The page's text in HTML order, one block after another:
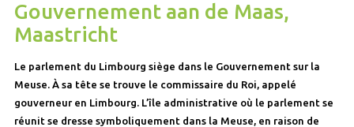
Gouvernement aan de Maas,
Maastricht
Le parlement du Limbourg siège dans le Gouvernement sur la
Meuse. À sa tête se trouve le commissaire du Roi, appelé
gouverneur en Limbourg. L’île administrative où le parlement se
réunit se dresse symboliquement dans la Meuse, en raison de